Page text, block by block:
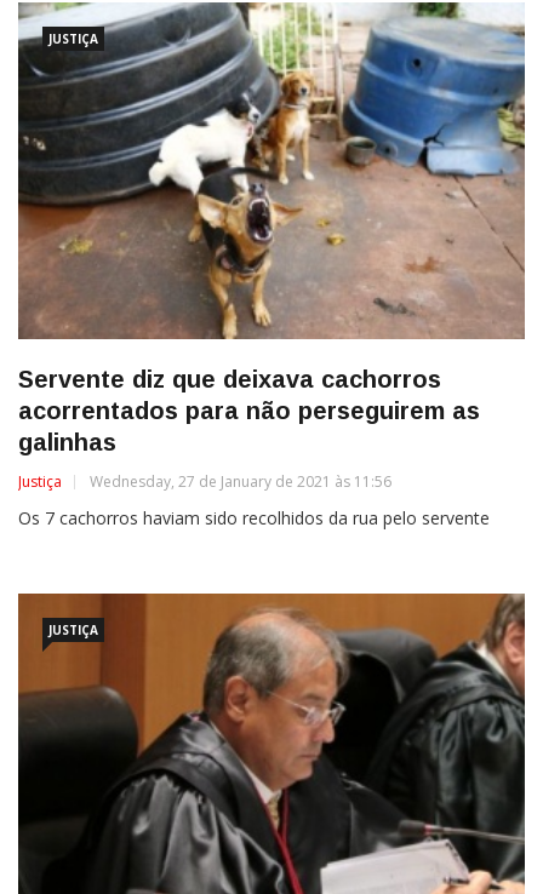
JUSTIÇA
Servente diz que deixava cachorros
acorrentados para não perseguirem as
galinhas
Justiça Wednesday, 27 de January de 2021 às 11:56
Os 7 cachorros haviam sido recolhidos da rua pelo servente
JUSTIÇA